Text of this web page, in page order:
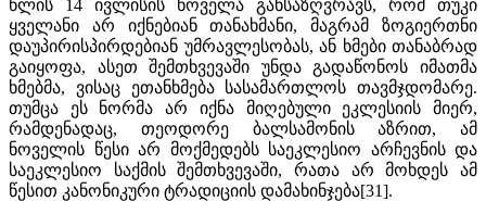
წლის 14 ივლისის ნოველა განსაზღვრავს, რომ თუკი
ყველანი არ იქნებიან თანახმანი, მაგრამ ზოგიერთნი
დაუპირისპირდებიან უმრავლესობას, ან ხმები თანაბრად
გაიყოფა, ასეთ შემთხვევაში უნდა გადაწონოს იმათმა
ხმებმა, ვისაც ეთანხმება სასამართლოს თავმჯდომარე.
თუმცა ეს ნორმა არ იქნა მიღებული ეკლესიის მიერ,
რამდენადაც, თეოდორე ბალსამონის აზრით, ამ
ნოველის წესი არ მოქმედებს საეკლესიო არჩევნის და
საეკლესიო საქმის შემთხვევაში, რათა არ მოხდეს ამ
წესით კანონიკური ტრადიციის დამახინჯება[31].